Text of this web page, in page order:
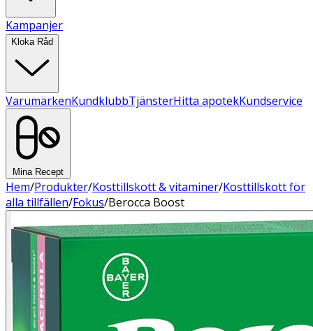
Kampanjer
Kloka Råd
VarumärkenKundklubbTjänsterHitta apotekKundservice
Mina Recept
Hem/Produkter/Kosttillskott & vitaminer/Kosttillskott för
alla tillfällen/Fokus/Berocca Boost